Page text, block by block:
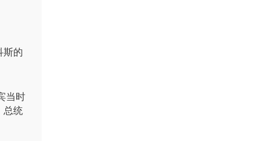
斯的
当时
总统